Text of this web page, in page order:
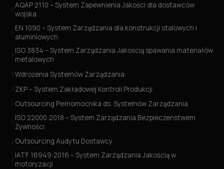
AQAP 2110 – System Zapewnienia Jakości dla dostawców
wojska
EN 1090 – System Zarządzania dla konstrukcji stalowych i
aluminiowych
ISO 3834 – System Zarządzania Jakością spawania materiałów
metalowych
Wdrożenia Systemów Zarządzania
ZKP – System Zakładowej Kontroli Produkcji
Outsourcing Pełnomocnika ds. Systemów Zarządzania
ISO 22000:2018 – System Zarządzania Bezpieczeństwem
Żywności
Outsourcing Audytu Dostawcy
IATF 16949:2016 – System Zarządzania Jakością w
motoryzacji